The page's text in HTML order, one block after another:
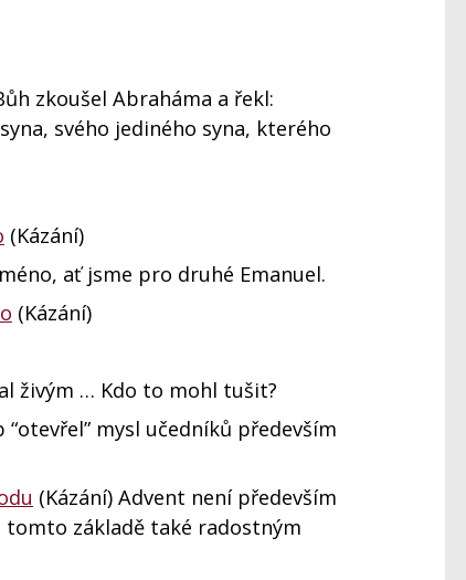
zkoušel Abraháma a řekl:
svého jediného syna, kterého
(Kázání)
ať jsme pro druhé Emanuel.
(Kázání)
živým … Kdo to mohl tušit?
“otevřel” mysl učedníků především
(Kázání) Advent není především
základě také radostným